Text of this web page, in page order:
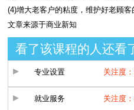
(4)增大老客户的粘度，维护好老顾客
文章来源于商业新知
看了该课程的人还看
专业设置 关注度
就业服务 关注度